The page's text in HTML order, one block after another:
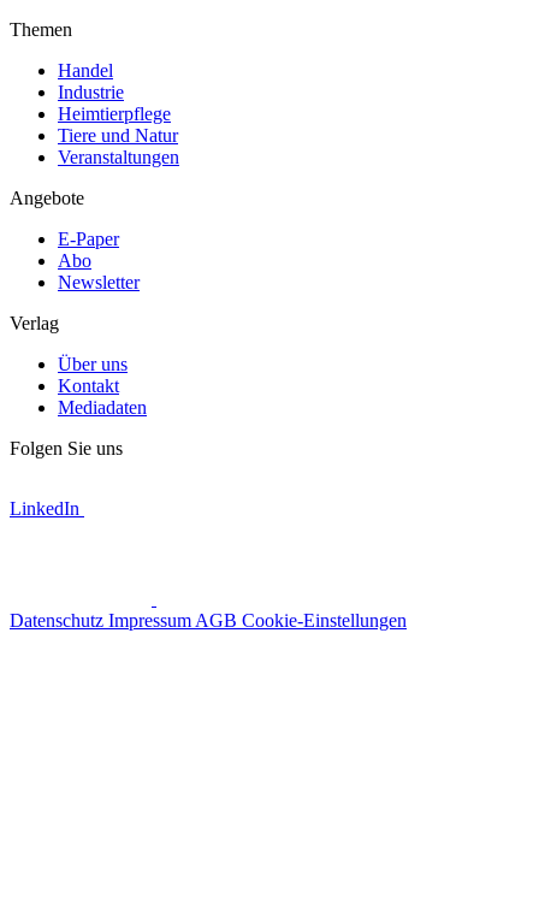
Themen
Handel
Industrie
Heimtierpflege
Tiere und Natur
Veranstaltungen
Angebote
E-Paper
Abo
Newsletter
Verlag
Über uns
Kontakt
Mediadaten
Folgen Sie uns
LinkedIn
Datenschutz Impressum AGB Cookie-Einstellungen